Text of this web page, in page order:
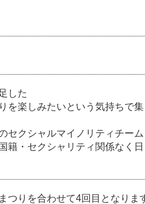
した
を楽しみたいという気持ちで
セクシャルマイノリティチー
籍・セクシャリティ関係なく
つりを合わせて4回目となりま